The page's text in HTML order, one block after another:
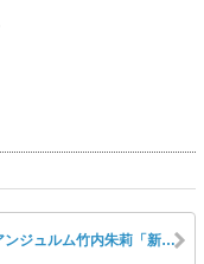
ュルム竹内朱莉「新メンバーの特典、気軽に私の事をいじりまくれるよっ、私も楽しみだなー」